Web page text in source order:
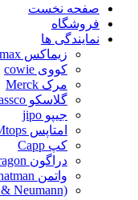
صفحه نخست
فروشگاه
نمایندگی ها
زیماکس simax
کووی cowie
مرک Merck
گلاسکو Glassco
جیپو jipo
امتاپس Mtops
کپ Capp
دراگون Dragon
واتمن whatman
Neumann)